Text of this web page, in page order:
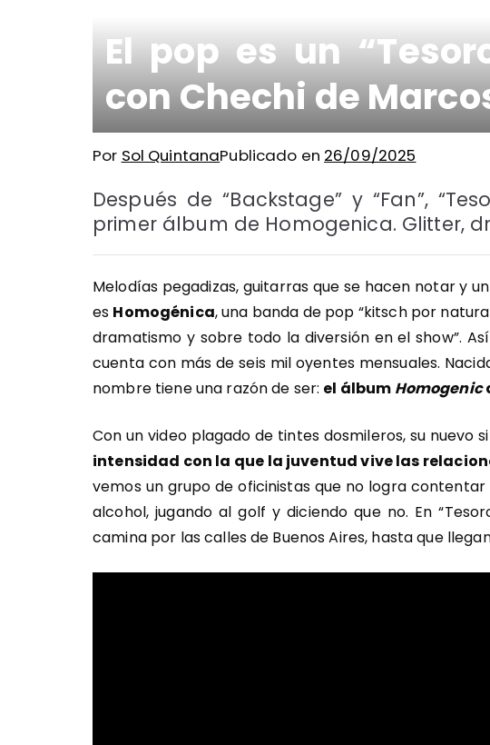
El pop es un
con Chechi de
Por Sol QuintanaPublicado en 26/09/2025
Después de “Backstage” y “Fan”,
primer álbum de Homogenica. Glitter,
Melodías pegadizas, guitarras que se hacen notar y
es Homogénica, una banda de pop “kitsch por
dramatismo y sobre todo la diversión en el show”.
cuenta con más de seis mil oyentes mensuales.
nombre tiene una razón de ser: el álbum Homogenic
Con un video plagado de tintes dosmileros, su nuevo
intensidad con la que la juventud vive las
vemos un grupo de oficinistas que no logra
alcohol, jugando al golf y diciendo que no. En
camina por las calles de Buenos Aires, hasta que